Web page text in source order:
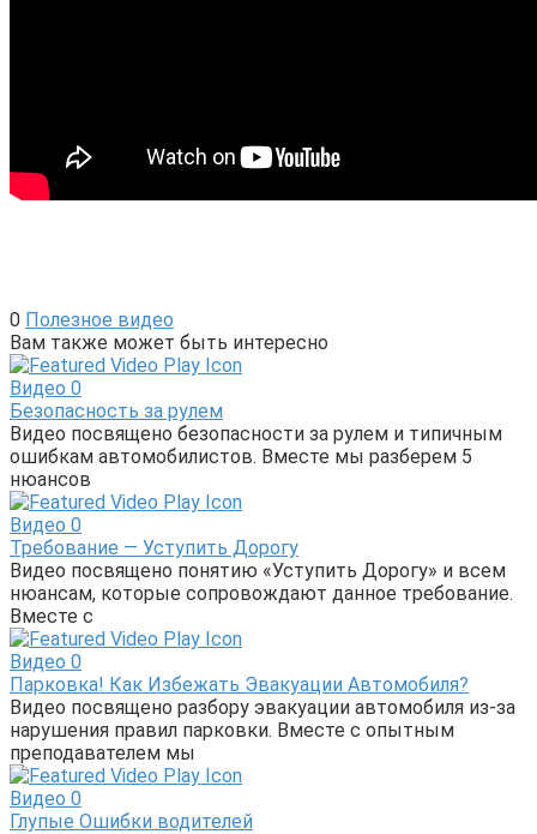
0 Полезное видео
Вам также может быть интересно
Видео 0
Безопасность за рулем
Видео посвящено безопасности за рулем и типичным
ошибкам автомобилистов. Вместе мы разберем 5
нюансов
Видео 0
Требование — Уступить Дорогу
Видео посвящено понятию «Уступить Дорогу» и всем
нюансам, которые сопровождают данное требование.
Вместе с
Видео 0
Парковка! Как Избежать Эвакуации Автомобиля?
Видео посвящено разбору эвакуации автомобиля из-за
нарушения правил парковки. Вместе с опытным
преподавателем мы
Видео 0
Глупые Ошибки водителей